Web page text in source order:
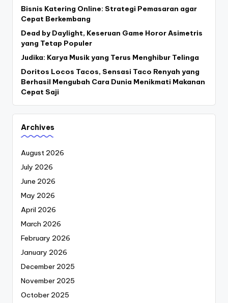
Bisnis Katering Online: Strategi Pemasaran agar
Cepat Berkembang
Dead by Daylight, Keseruan Game Horor Asimetris
yang Tetap Populer
Judika: Karya Musik yang Terus Menghibur Telinga
Doritos Locos Tacos, Sensasi Taco Renyah yang
Berhasil Mengubah Cara Dunia Menikmati Makanan
Cepat Saji
Archives
August 2026
July 2026
June 2026
May 2026
April 2026
March 2026
February 2026
January 2026
December 2025
November 2025
October 2025